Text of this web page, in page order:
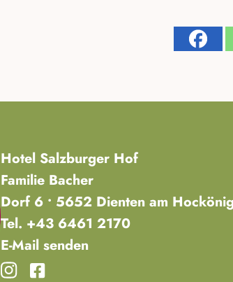
Hotel Salzburger Hof
Familie Bacher
Dorf 6 • 5652 Dienten am Hockönig
Tel. +43 6461 2170
E-Mail senden